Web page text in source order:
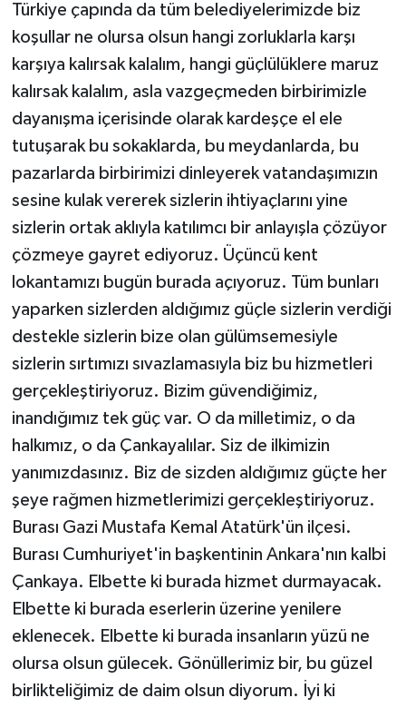
Türkiye çapında da tüm belediyelerimizde biz
koşullar ne olursa olsun hangi zorluklarla karşı
karşıya kalırsak kalalım, hangi güçlülüklere maruz
kalırsak kalalım, asla vazgeçmeden birbirimizle
dayanışma içerisinde olarak kardeşçe el ele
tutuşarak bu sokaklarda, bu meydanlarda, bu
pazarlarda birbirimizi dinleyerek vatandaşımızın
sesine kulak vererek sizlerin ihtiyaçlarını yine
sizlerin ortak aklıyla katılımcı bir anlayışla çözüyor
çözmeye gayret ediyoruz. Üçüncü kent
lokantamızı bugün burada açıyoruz. Tüm bunları
yaparken sizlerden aldığımız güçle sizlerin verdiği
destekle sizlerin bize olan gülümsemesiyle
sizlerin sırtımızı sıvazlamasıyla biz bu hizmetleri
gerçekleştiriyoruz. Bizim güvendiğimiz,
inandığımız tek güç var. O da milletimiz, o da
halkımız, o da Çankayalılar. Siz de ilkimizin
yanımızdasınız. Biz de sizden aldığımız güçte her
şeye rağmen hizmetlerimizi gerçekleştiriyoruz.
Burası Gazi Mustafa Kemal Atatürk'ün ilçesi.
Burası Cumhuriyet'in başkentinin Ankara'nın kalbi
Çankaya. Elbette ki burada hizmet durmayacak.
Elbette ki burada eserlerin üzerine yenilere
eklenecek. Elbette ki burada insanların yüzü ne
olursa olsun gülecek. Gönüllerimiz bir, bu güzel
birlikteliğimiz de daim olsun diyorum. İyi ki